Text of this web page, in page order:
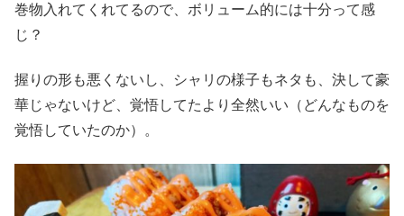
巻物入れてくれてるので、ボリューム的には十分って感
じ？
握りの形も悪くないし、シャリの様子もネタも、決して豪
華じゃないけど、覚悟してたより全然いい（どんなものを
覚悟していたのか）。